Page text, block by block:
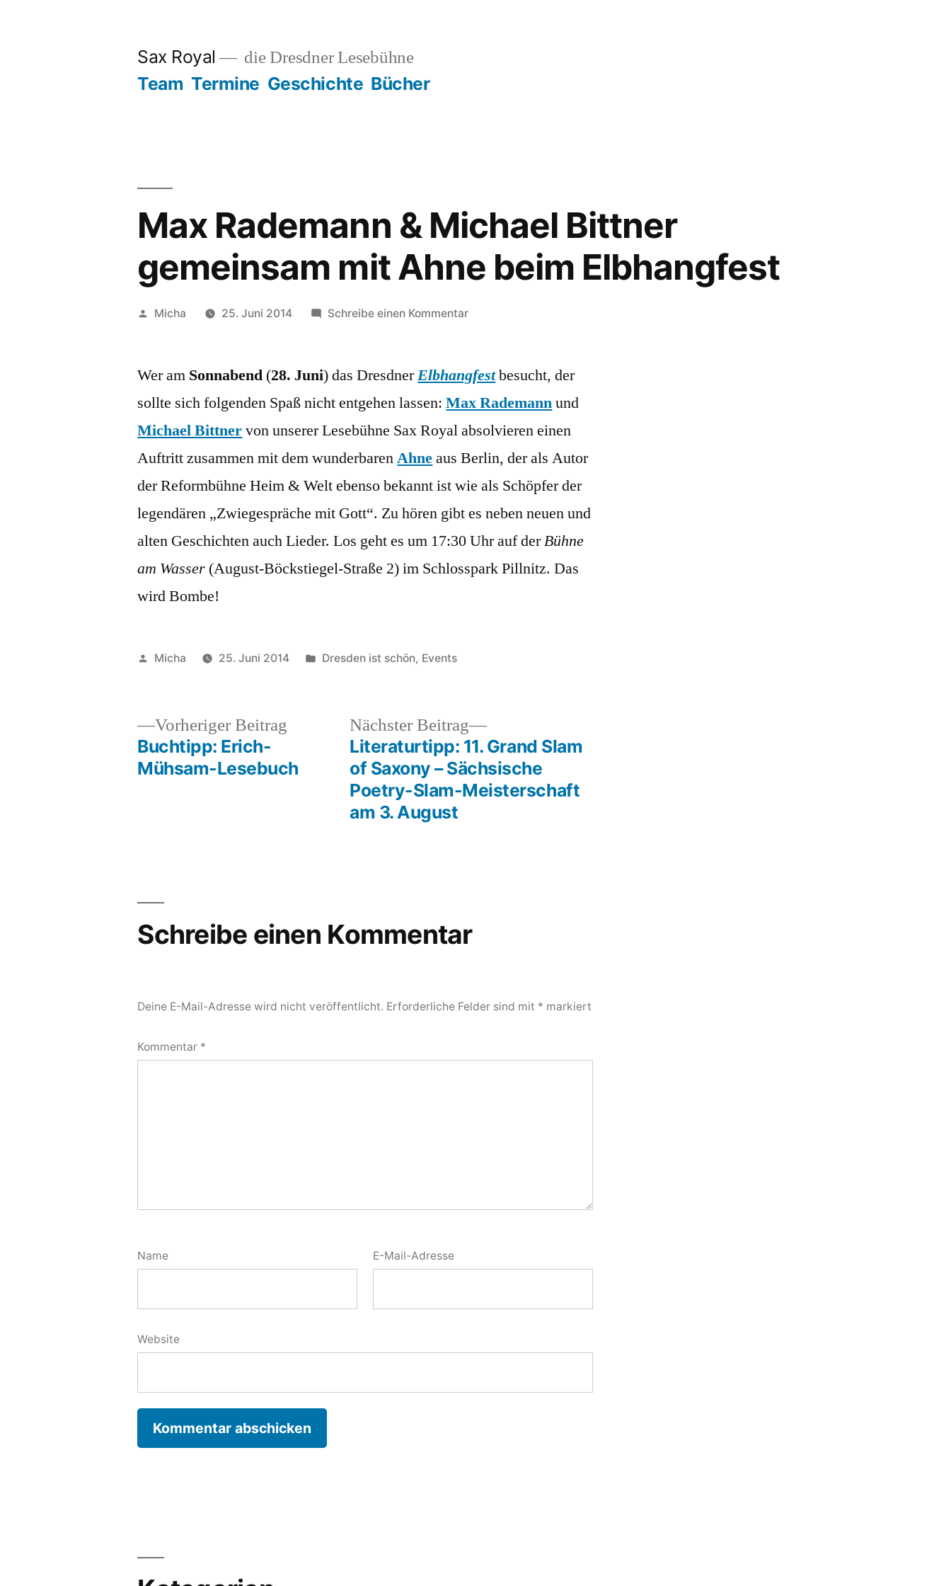
Sax Royal die Dresdner Lesebühne
Team Termine Geschichte Bücher
Max Rademann & Michael Bittner
gemeinsam mit Ahne beim Elbhangfest
Veröffentlicht
Micha 25. Juni 2014 Schreibe einen Kommentarzu
&
Bittner
gemeinsam
mit
beim
Elbhangfest
Wer am Sonnabend (28. Juni) das DresdnerElbhangfestbesucht, der
sollte sich folgenden Spaß nicht entgehen lassen:Max Rademannund
Michael Bittnervon unserer Lesebühne Sax Royal absolvieren einen
Auftritt zusammen mit dem wunderbarenAhneaus Berlin, der als Autor
der Reformbühne Heim & Welt ebenso bekannt ist wie als Schöpfer der
legendären „Zwiegespräche mit Gott“. Zu hören gibt es neben neuen und
alten Geschichten auch Lieder. Los geht es um 17:30 Uhr auf derBühne
am Wasser (August-Böckstiegel-Straße 2) im Schlosspark Pillnitz. Das
wird Bombe!
Veröffentlicht
Micha 25. Juni 2014
Veröffentlicht
Dresden ist schön, Events
Beitragsnavigation
Vorheriger Beitrag Vorheriger
Buchtipp: Erich-
Mühsam-Lesebuch
Nächster Beitrag
Nächster
Beitrag:
Literaturtipp: 11. Grand Slam
of Saxony – Sächsische
Poetry-Slam-Meisterschaft
am 3. August
Schreibe einen Kommentar
Deine E-Mail-Adresse wird nicht veröffentlicht. Erforderliche Felder sind mit * markiert
Kommentar *
Name E-Mail-Adresse
Website